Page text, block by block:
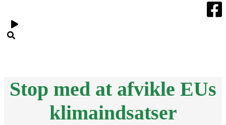
Stop med at afvikle EUs
klimaindsatser